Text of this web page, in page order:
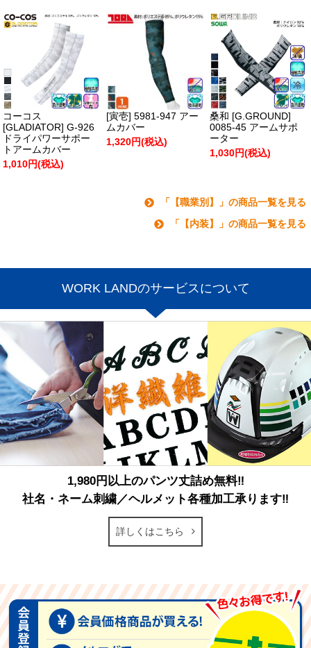
コーコス
[GLADIATOR] G-926
ドライパワーサポー
トアームカバー
1,010円(税込)
[寅壱] 5981-947 アー
ムカバー
1,320円(税込)
桑和 [G.GROUND]
0085-45 アームサポ
ーター
1,030円(税込)
「【職業別】」の商品一覧を見る
「【内装】」の商品一覧を見る
WORK LANDのサービスについて
1,980円以上のパンツ丈詰め無料‼
社名・ネーム刺繍／ヘルメット各種加工承ります‼
詳しくはこちら